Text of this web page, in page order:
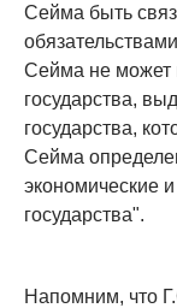
Сейма быть
Сейма не может
государства,
государства,
Сейма
экономические
государства".
Напомним, что